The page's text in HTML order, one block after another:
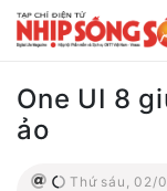
One UI 8
ảo
Thứ sáu, 02/